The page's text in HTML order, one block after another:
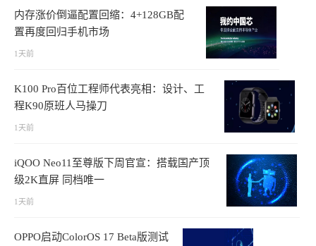
内存涨价倒逼配置回缩：4+128GB配
置再度回归手机市场
1天前
K100 Pro百位工程师代表亮相：设计、工
程K90原班人马操刀
1天前
iQOO Neo11至尊版下周官宣：搭载国产顶
级2K直屏 同档唯一
1天前
OPPO启动ColorOS 17 Beta版测试